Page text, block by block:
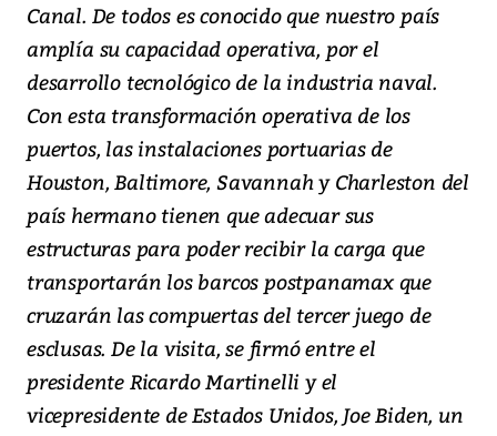
Canal. De todos es conocido que nuestro país
amplía su capacidad operativa, por el
desarrollo tecnológico de la industria naval.
Con esta transformación operativa de los
puertos, las instalaciones portuarias de
Houston, Baltimore, Savannah y Charleston del
país hermano tienen que adecuar sus
estructuras para poder recibir la carga que
transportarán los barcos postpanamax que
cruzarán las compuertas del tercer juego de
esclusas. De la visita, se firmó entre el
presidente Ricardo Martinelli y el
vicepresidente de Estados Unidos, Joe Biden, un